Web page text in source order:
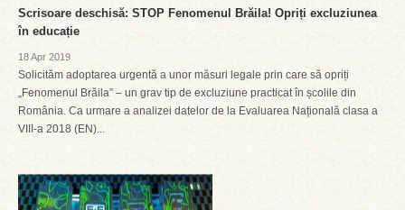
Scrisoare deschisă: STOP Fenomenul Brăila! Opriți excluziunea
în educație
18 Apr 2019
Solicităm adoptarea urgentă a unor măsuri legale prin care să opriți
„Fenomenul Brăila” – un grav tip de excluziune practicat în școlile din
România. Ca urmare a analizei datelor de la Evaluarea Națională clasa a
VIII-a 2018 (EN)...